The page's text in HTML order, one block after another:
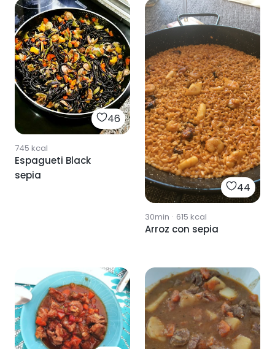
46
745 kcal
Espagueti Black
sepia
44
30min · 615 kcal
Arroz con sepia